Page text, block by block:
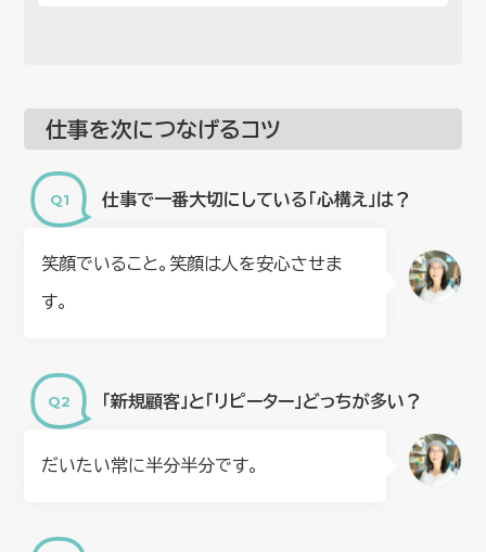
仕事を次につなげるコツ
仕事で一番大切にしている「心構え」は？
笑顔でいること。笑顔は人を安心させま
す。
「新規顧客」と「リピーター」どっちが多い？
だいたい常に半分半分です。